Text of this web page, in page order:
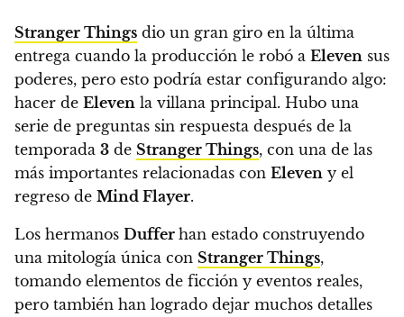
Stranger Things dio un gran giro en la última
entrega cuando la producción le robó a Eleven sus
poderes, pero esto podría estar configurando algo:
hacer de Eleven la villana principal. Hubo una
serie de preguntas sin respuesta después de la
temporada 3 de Stranger Things, con una de las
más importantes relacionadas con Eleven y el
regreso de Mind Flayer.
Los hermanos Duffer han estado construyendo
una mitología única con Stranger Things,
tomando elementos de ficción y eventos reales,
pero también han logrado dejar muchos detalles